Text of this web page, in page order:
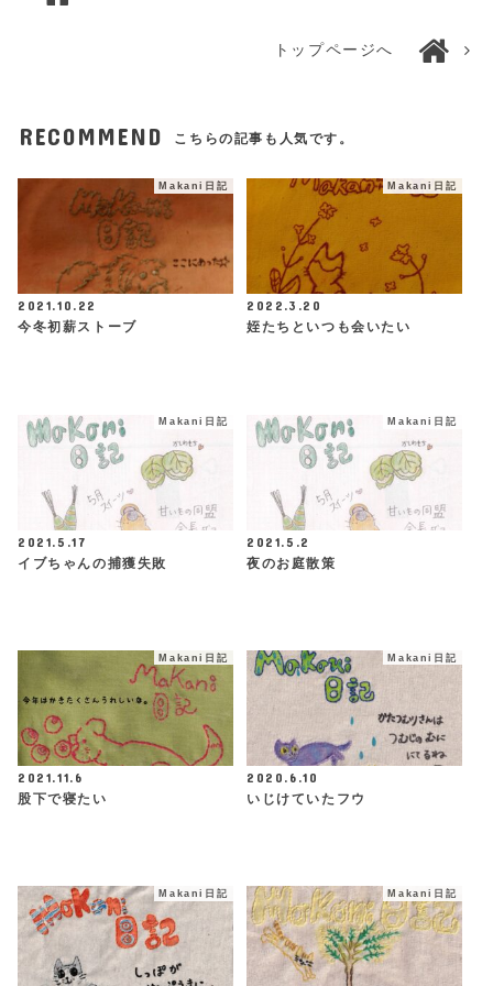
トップページへ
RECOMMEND こちらの記事も人気です。
Makani日記
2021.10.22
今冬初薪ストーブ
Makani日記
2022.3.20
姪たちといつも会いたい
Makani日記
2021.5.17
イブちゃんの捕獲失敗
Makani日記
2021.5.2
夜のお庭散策
Makani日記
2021.11.6
股下で寝たい
Makani日記
2020.6.10
いじけていたフウ
Makani日記 Makani日記